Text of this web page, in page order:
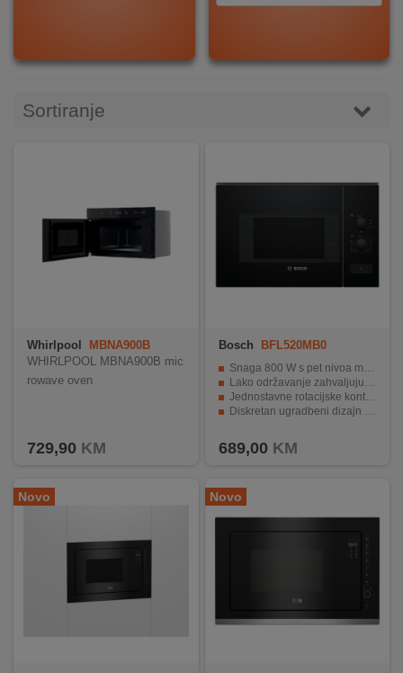
&
KLIMATIZACIJA
SECURITY
GAME
NALOG
Sortiranje
Whirlpool
MBNA900B
WHIRLPOOL MBNA900B mic
rowave oven
729,90 KM
Bosch BFL520MB0
Snaga 800 W s pet nivoa mikrovalne zagrijavanja za preciznu kontrolu
Lako održavanje zahvaljujući čeličnoj unutrašnjosti bez oštrih rubova
Jednostavne rotacijske kontrole za brzu i pouzdanu upotrebu
Diskretan ugradbeni dizajn u standardnu 60 cm kuhinjsku nišu
689,00 KM
Novo Novo